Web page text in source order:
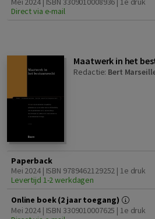
Direct via e-mail
Maatwerk in het
Redactie: Bert
Paperback
Mei 2024 | ISBN 9789462129252 | 1e druk
Levertijd 1-2 werkdagen
Online boek (2 jaar toegang)
Mei 2024 | ISBN 3309010007625 | 1e druk